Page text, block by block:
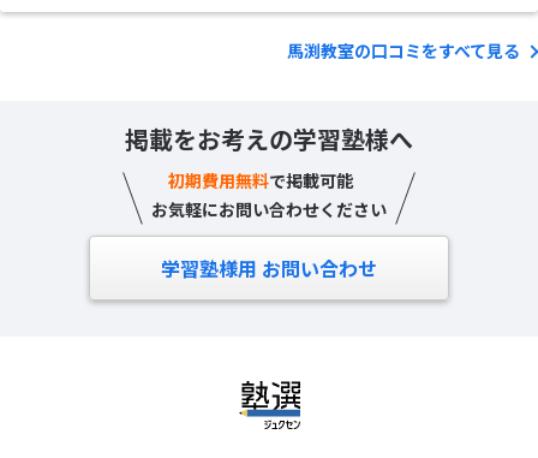
馬渕教室の口コミをすべて見る
掲載をお考えの学習塾様へ
初期費用無料で掲載可能
お気軽にお問い合わせください
学習塾様用 お問い合わせ